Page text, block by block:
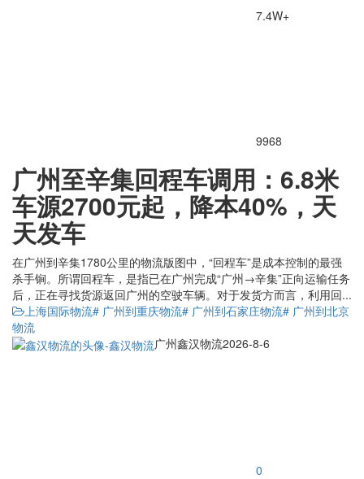
7.4W+
9968
广州至辛集回程车调用：6.8米
车源2700元起，降本40%，天
天发车
在广州到辛集1780公里的物流版图中，“回程车”是成本控制的最强
杀手锏。所谓回程车，是指已在广州完成“广州→辛集”正向运输任务
后，正在寻找货源返回广州的空驶车辆。对于发货方而言，利用回...
上海国际物流# 广州到重庆物流# 广州到石家庄物流# 广州到北京
物流
广州鑫汉物流2026-8-6
0